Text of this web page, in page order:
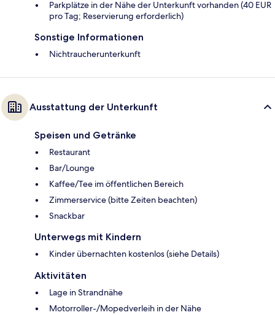
Parkplätze in der Nähe der Unterkunft vorhanden (40 EUR
pro Tag; Reservierung erforderlich)
Sonstige Informationen
Nichtraucherunterkunft
Ausstattung der Unterkunft
Speisen und Getränke
Restaurant
Bar/Lounge
Kaffee/Tee im öffentlichen Bereich
Zimmerservice (bitte Zeiten beachten)
Snackbar
Unterwegs mit Kindern
Kinder übernachten kostenlos (siehe Details)
Aktivitäten
Lage in Strandnähe
Motorroller-/Mopedverleih in der Nähe